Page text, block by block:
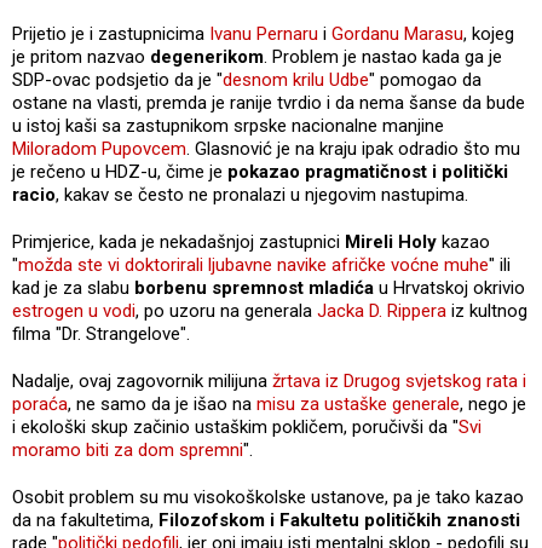
Prijetio je i zastupnicima Ivanu Pernaru i Gordanu Marasu, kojeg
je pritom nazvao degenerikom. Problem je nastao kada ga je
SDP-ovac podsjetio da je "desnom krilu Udbe" pomogao da
ostane na vlasti, premda je ranije tvrdio i da nema šanse da bude
u istoj kaši sa zastupnikom srpske nacionalne manjine
Miloradom Pupovcem. Glasnović je na kraju ipak odradio što mu
je rečeno u HDZ-u, čime je pokazao pragmatičnost i politički
racio, kakav se često ne pronalazi u njegovim nastupima.
Primjerice, kada je nekadašnjoj zastupnici Mireli Holy kazao
"možda ste vi doktorirali ljubavne navike afričke voćne muhe" ili
kad je za slabu borbenu spremnost mladića u Hrvatskoj okrivio
estrogen u vodi, po uzoru na generala Jacka D. Rippera iz kultnog
filma "Dr. Strangelove".
Nadalje, ovaj zagovornik milijuna žrtava iz Drugog svjetskog rata i
poraća, ne samo da je išao na misu za ustaške generale, nego je
i ekološki skup začinio ustaškim pokličem, poručivši da "Svi
moramo biti za dom spremni".
Osobit problem su mu visokoškolske ustanove, pa je tako kazao
da na fakultetima, Filozofskom i Fakultetu političkih znanosti